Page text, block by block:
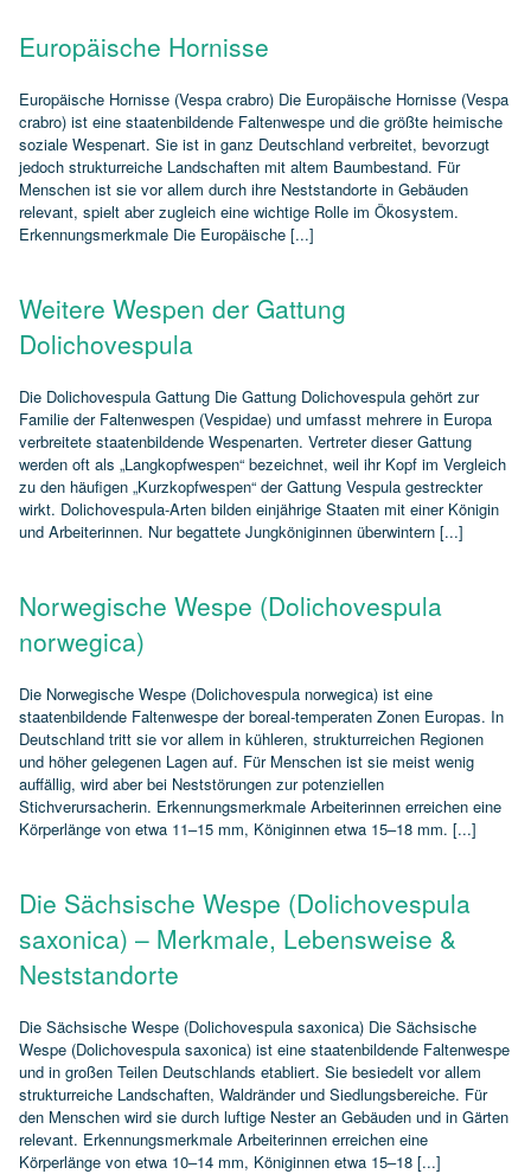
Europäische Hornisse
Europäische Hornisse (Vespa crabro) Die Europäische Hornisse (Vespa
crabro) ist eine staatenbildende Faltenwespe und die größte heimische
soziale Wespenart. Sie ist in ganz Deutschland verbreitet, bevorzugt
jedoch strukturreiche Landschaften mit altem Baumbestand. Für
Menschen ist sie vor allem durch ihre Neststandorte in Gebäuden
relevant, spielt aber zugleich eine wichtige Rolle im Ökosystem.
Erkennungsmerkmale Die Europäische [...]
Weitere Wespen der Gattung
Dolichovespula
Die Dolichovespula Gattung Die Gattung Dolichovespula gehört zur
Familie der Faltenwespen (Vespidae) und umfasst mehrere in Europa
verbreitete staatenbildende Wespenarten. Vertreter dieser Gattung
werden oft als „Langkopfwespen“ bezeichnet, weil ihr Kopf im Vergleich
zu den häufigen „Kurzkopfwespen“ der Gattung Vespula gestreckter
wirkt. Dolichovespula‑Arten bilden einjährige Staaten mit einer Königin
und Arbeiterinnen. Nur begattete Jungköniginnen überwintern [...]
Norwegische Wespe (Dolichovespula
norwegica)
Die Norwegische Wespe (Dolichovespula norwegica) ist eine
staatenbildende Faltenwespe der boreal‑temperaten Zonen Europas. In
Deutschland tritt sie vor allem in kühleren, strukturreichen Regionen
und höher gelegenen Lagen auf. Für Menschen ist sie meist wenig
auffällig, wird aber bei Neststörungen zur potenziellen
Stichverursacherin. Erkennungsmerkmale Arbeiterinnen erreichen eine
Körperlänge von etwa 11–15 mm, Königinnen etwa 15–18 mm. [...]
Die Sächsische Wespe (Dolichovespula
saxonica) – Merkmale, Lebensweise &
Neststandorte
Die Sächsische Wespe (Dolichovespula saxonica) Die Sächsische
Wespe (Dolichovespula saxonica) ist eine staatenbildende Faltenwespe
und in großen Teilen Deutschlands etabliert. Sie besiedelt vor allem
strukturreiche Landschaften, Waldränder und Siedlungsbereiche. Für
den Menschen wird sie durch luftige Nester an Gebäuden und in Gärten
relevant. Erkennungsmerkmale Arbeiterinnen erreichen eine
Körperlänge von etwa 10–14 mm, Königinnen etwa 15–18 [...]